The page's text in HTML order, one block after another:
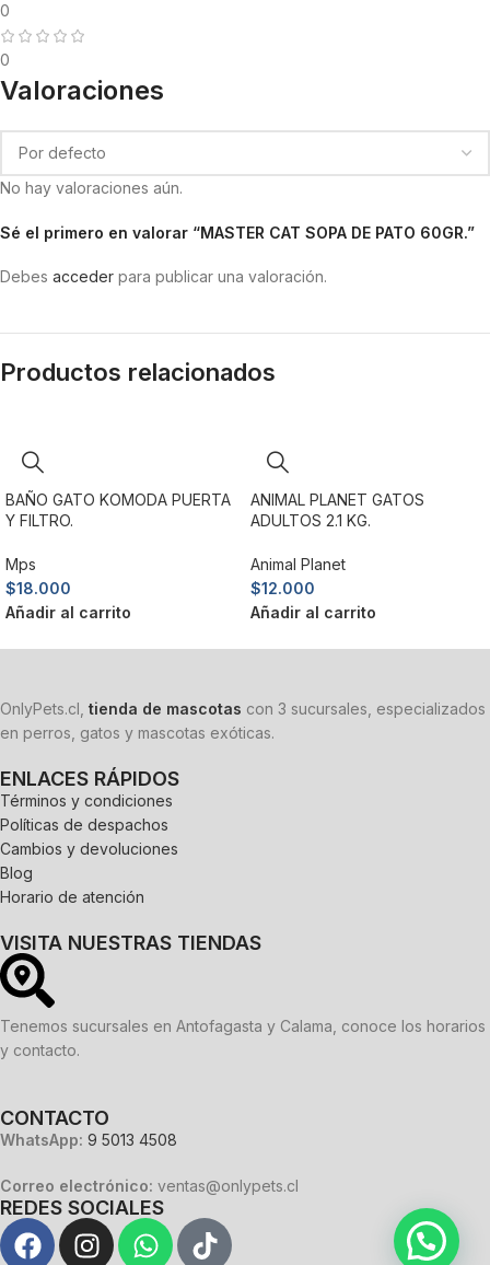
0
0
Valoraciones
No hay valoraciones aún.
Sé el primero en valorar “MASTER CAT SOPA DE PATO 60GR.”
Debes acceder para publicar una valoración.
Productos relacionados
BAÑO GATO KOMODA PUERTA
Y FILTRO.
Mps
$18.000
Añadir al carrito
ANIMAL PLANET GATOS
ADULTOS 2.1 KG.
Animal Planet
$12.000
Añadir al carrito
OnlyPets.cl, tienda de mascotas con 3 sucursales, especializados
en perros, gatos y mascotas exóticas.
ENLACES RÁPIDOS
Términos y condiciones
Políticas de despachos
Cambios y devoluciones
Blog
Horario de atención
VISITA NUESTRAS TIENDAS
Tenemos sucursales en Antofagasta y Calama, conoce los horarios
y contacto.
CONTACTO
WhatsApp: 9 5013 4508
Correo electrónico: ventas@onlypets.cl
REDES SOCIALES